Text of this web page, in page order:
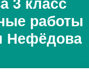
работы
Нефёдова